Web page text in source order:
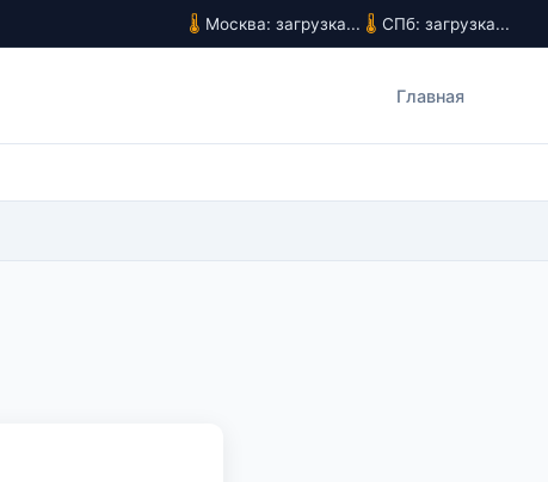
Москва: загрузка... СПб: загрузка...
Главная